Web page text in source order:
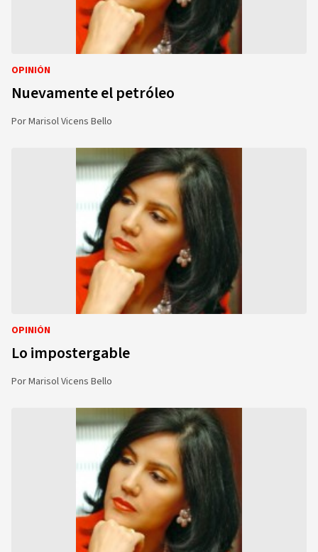
OPINIÓN
Nuevamente el petróleo
PorMarisol Vicens Bello
OPINIÓN
Lo impostergable
PorMarisol Vicens Bello